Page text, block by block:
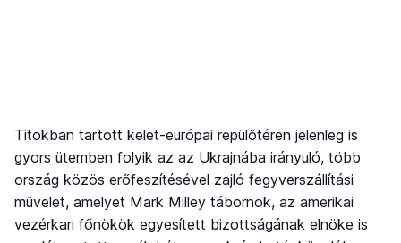
Titokban tartott kelet-európai repülőtéren jelenleg is
gyors ütemben folyik az az Ukrajnába irányuló, több
ország közös erőfeszítésével zajló fegyverszállítási
művelet, amelyet Mark Milley tábornok, az amerikai
vezérkari főnökök egyesített bizottságának elnöke is